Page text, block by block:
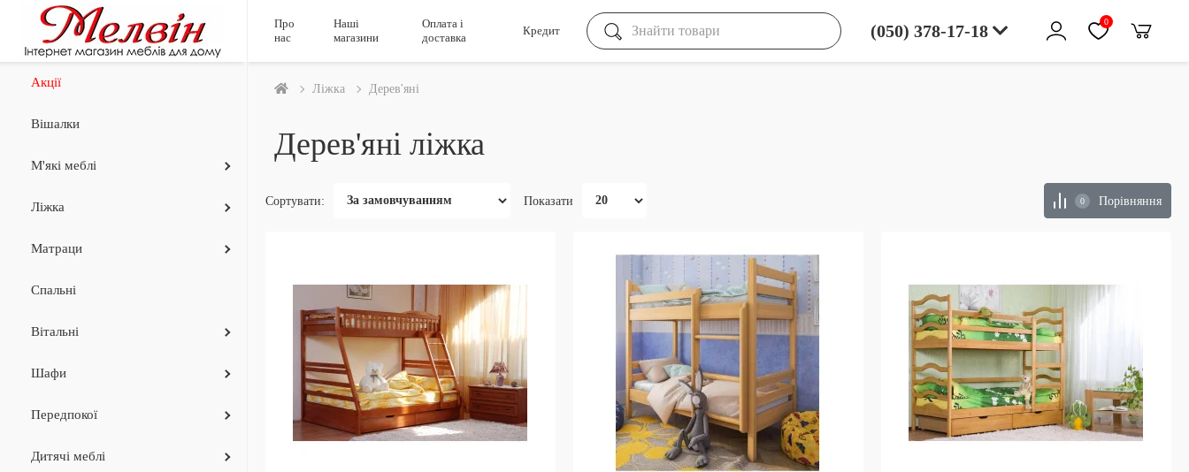
Про
нас
Наші
магазини
Оплата і
доставка
Кредит (050) 378-17-18 0
Акції
Вішалки
М'які меблі
Ліжка
Матраци
Спальні
Вiтальнi
Шафи
Передпокої
Дитячi меблi
Ліжка Дерев'яні
Дерев'яні ліжка
Сортувати: Показати 0 Порівняння